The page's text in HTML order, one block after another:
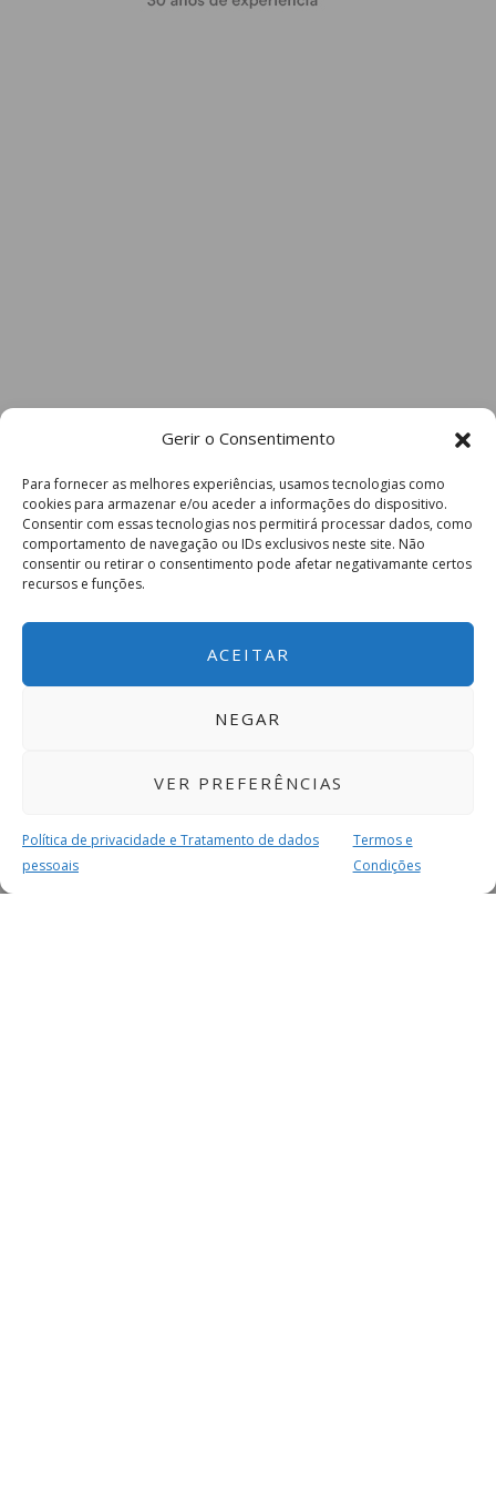
Gerir o Consentimento
Para fornecer as melhores experiências, usamos tecnologias como
cookies para armazenar e/ou aceder a informações do dispositivo.
Consentir com essas tecnologias nos permitirá processar dados, como
comportamento de navegação ou IDs exclusivos neste site. Não
consentir ou retirar o consentimento pode afetar negativamante certos
recursos e funções.
ACEITAR
NEGAR
VER PREFERÊNCIAS
Política de privacidade e Tratamento de dados
pessoais
Termos e
Condições